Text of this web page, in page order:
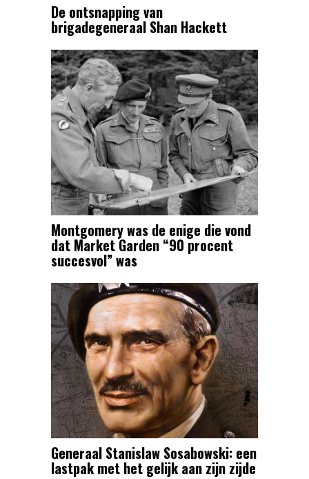
De ontsnapping van
brigadegeneraal Shan Hackett
Montgomery was de enige die vond
dat Market Garden “90 procent
succesvol” was
Generaal Stanislaw Sosabowski: een
lastpak met het gelijk aan zijn zijde